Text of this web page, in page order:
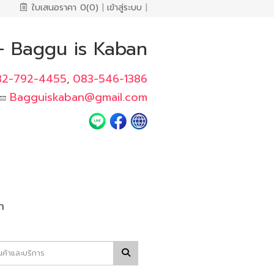
ใบเสนอราคา 0(0) | เข้าสู่ระบบ |
Baggu is Kaban
792-4455, 083-546-1386
Bagguiskaban@gmail.com